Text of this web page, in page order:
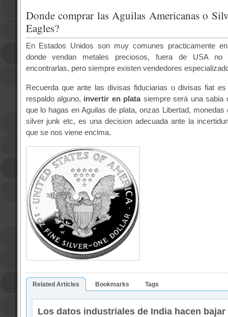
Donde comprar las Aguilas Americanas o
Eagles?
En Estados Unidos son muy comunes practicamente
donde vendan metales preciosos, fuera de USA
encontrarlas, pero siempre existen vendedores
Recuerda que ante las divisas fiduciarias o divisas fiat
respaldo alguno, invertir en platasiempre será una sabia
que lo hagas en Aguilas de plata, onzas Libertad, monedas
silver junk etc, es una decision adecuada ante la
que se nos viene encima.
Related Articles Bookmarks Tags
Los datos industriales de India hacen bajar